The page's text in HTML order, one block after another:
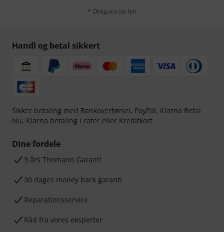
* Obligatorisk felt
Handl og betal sikkert
Sikker betaling med Bankoverførsel, PayPal, Klarna Betal
Nu, Klarna betaling i rater eller Kreditkort.
Dine fordele
3 års Thomann Garanti
30 dages money back garanti
Reparationsservice
Råd fra vores eksperter